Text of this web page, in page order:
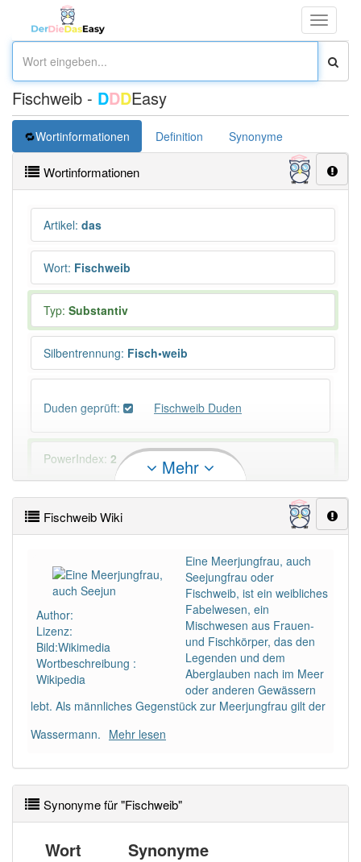
Toggle
Fischweib - DDDEasy
Wortinformationen Definition Synonyme
Wortinformationen
Artikel: das
Wort: Fischweib
Typ: Substantiv
Silbentrennung: Fisch•weib
Duden geprüft: Fischweib Duden
PowerIndex: 2
Häufigkeit: 2 von 10
Wörter mit Endung -fischweib aber mit einem
anderen Artikel
87% unserer Spielapp-Nutzer haben den Artikel
korrekt erraten.
Mehr
Fischweib Wiki
Author:
Lizenz:
Bild:Wikimedia
Wortbeschreibung :
Wikipedia
Eine Meerjungfrau, auch
Seejungfrau oder
Fischweib, ist ein weibliches
Fabelwesen, ein
Mischwesen aus Frauen-
und Fischkörper, das den
Legenden und dem
Aberglauben nach im Meer
oder anderen Gewässern
lebt. Als männliches Gegenstück zur Meerjungfrau gilt der
Wassermann. Mehr lesen
Synonyme für "Fischweib"
Wort Synonyme